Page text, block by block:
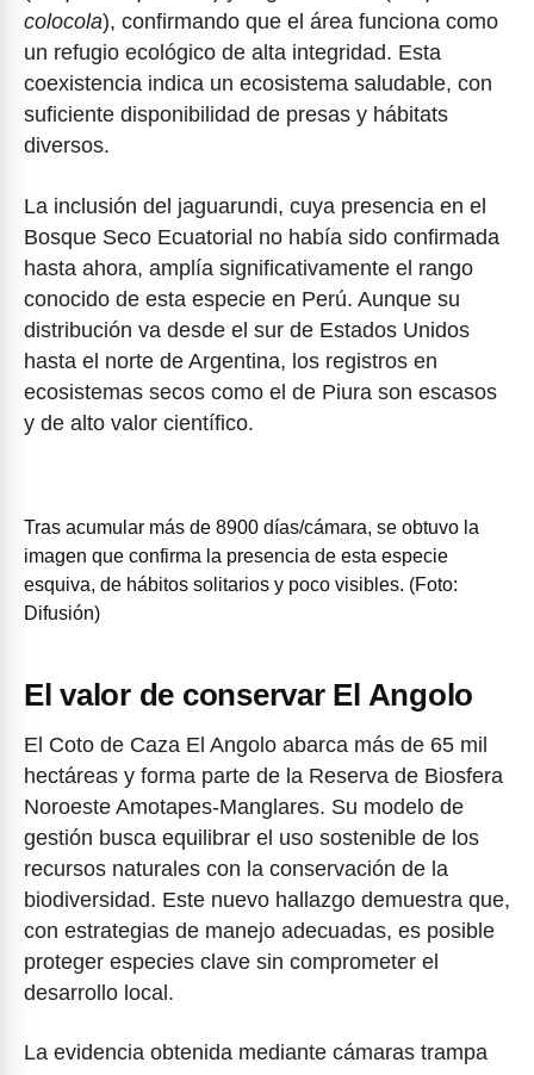
colocola), confirmando que el área funciona como
un refugio ecológico de alta integridad. Esta
coexistencia indica un ecosistema saludable, con
suficiente disponibilidad de presas y hábitats
diversos.
La inclusión del jaguarundi, cuya presencia en el
Bosque Seco Ecuatorial no había sido confirmada
hasta ahora, amplía significativamente el rango
conocido de esta especie en Perú. Aunque su
distribución va desde el sur de Estados Unidos
hasta el norte de Argentina, los registros en
ecosistemas secos como el de Piura son escasos
y de alto valor científico.
Tras acumular más de 8900 días/cámara, se obtuvo la
imagen que confirma la presencia de esta especie
esquiva, de hábitos solitarios y poco visibles. (Foto:
Difusión)
El valor de conservar El Angolo
El Coto de Caza El Angolo abarca más de 65 mil
hectáreas y forma parte de la Reserva de Biosfera
Noroeste Amotapes-Manglares. Su modelo de
gestión busca equilibrar el uso sostenible de los
recursos naturales con la conservación de la
biodiversidad. Este nuevo hallazgo demuestra que,
con estrategias de manejo adecuadas, es posible
proteger especies clave sin comprometer el
desarrollo local.
La evidencia obtenida mediante cámaras trampa